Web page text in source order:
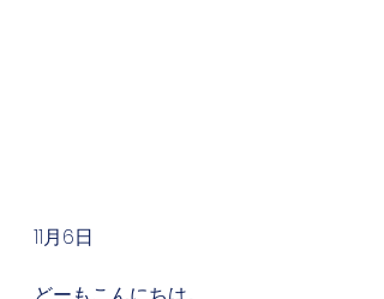
11月6日